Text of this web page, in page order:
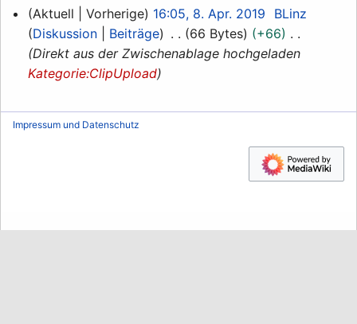
8.
April
2019
Aktuell Vorherige 16:05, 8. Apr. 2019
BLinz
Diskussion
Beiträge 66 Bytes
+66
Direkt aus der Zwischenablage hochgeladen
Kategorie:ClipUpload
Impressum und Datenschutz